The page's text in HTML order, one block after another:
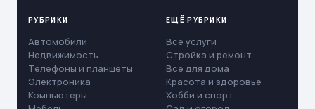
РУБРИКИ
Автомобили
Недвижимость
Телефоны и планшеты
Электроника
Компьютеры
ЕЩЁ РУБРИКИ
Все услуги
Стройка и ремонт
Все для дома
Красота и здоровье
Хобби и спорт